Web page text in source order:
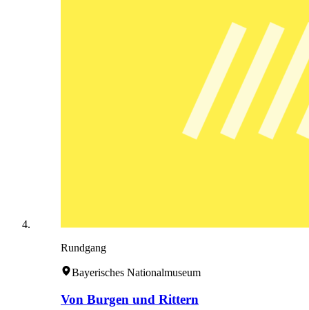
Rundgang
Bayerisches Nationalmuseum
Von Burgen und Rittern